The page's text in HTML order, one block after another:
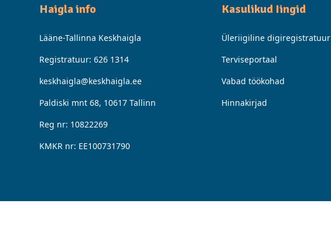
Haigla info
Lääne-Tallinna Keskhaigla
Registratuur:626 1314
keskhaigla@keskhaigla.ee
Paldiski mnt 68, 10617 Tallinn
Reg nr: 10822269
KMKR nr: EE100731790
Kasulikud Iingid
Üleriigiline digiregistratuur
Terviseportaal
Vabad töökohad
Hinnakirjad